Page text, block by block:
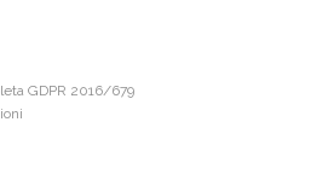
GDPR 2016/679